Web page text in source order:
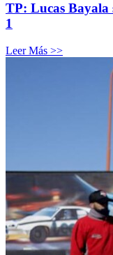
TP: Lucas Bayala
1
Leer Más >>